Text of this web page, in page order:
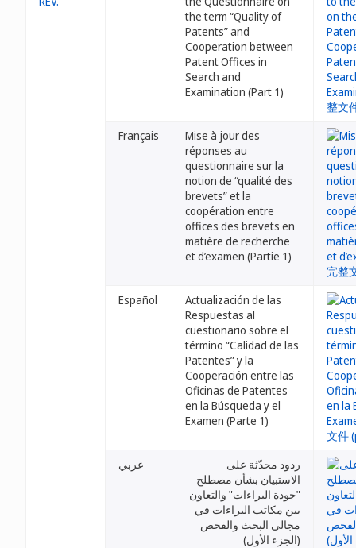
the term “Quality of
Patents” and
Cooperation between
Patent Offices in
Search and
Examination (Part 1)
Français
Mise à jour des
réponses au
questionnaire sur la
notion de “qualité des
brevets” et la
coopération entre
offices des brevets en
matière de recherche
et d’examen (Partie 1)
Español
Actualización de las
Respuestas al
cuestionario sobre el
término “Calidad de las
Patentes” y la
Cooperación entre las
Oficinas de Patentes
en la Búsqueda y el
Examen (Parte 1)
عربي
ردود محدّثة على
الاستبيان بشأن مصطلح
"جودة البراءات" والتعاون
بين مكاتب البراءات في
مجالي البحث والفحص
(الجزء الأول)